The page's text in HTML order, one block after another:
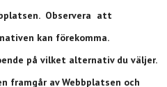
Observera att
kan förekomma.
på vilket alternativ du väljer.
framgår av Webbplatsen och